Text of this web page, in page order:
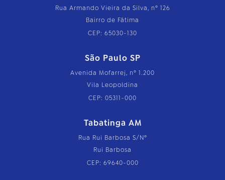
Rua Armando Vieira da Silva, nº 126
Bairro de Fátima
CEP: 65030-130
São Paulo SP
Avenida Mofarrej, nº 1.200
Vila Leopoldina
CEP: 05311-000
Tabatinga AM
Rua Rui Barbosa S/Nº
Rui Barbosa
CEP: 69640-000